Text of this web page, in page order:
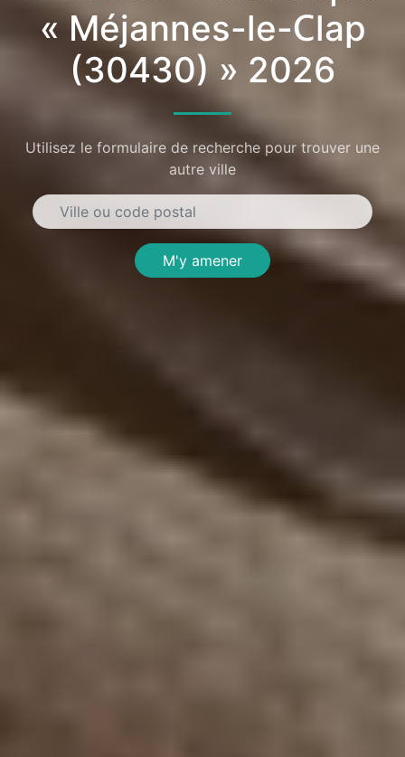
« Méjannes-le-Clap
(30430) » 2026
Utilisez le formulaire de recherche pour trouver une
autre ville
M'y amener